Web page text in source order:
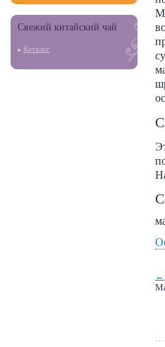
Свежий китайский чай
Каталог
←